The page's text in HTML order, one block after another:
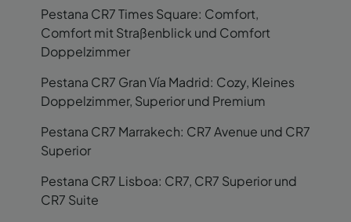
Pestana CR7 Times Square: Comfort,
Comfort mit Straßenblick und Comfort
Doppelzimmer
Pestana CR7 Gran Vía Madrid: Cozy, Kleines
Doppelzimmer, Superior und Premium
Pestana CR7 Marrakech: CR7 Avenue und CR7
Superior
Pestana CR7 Lisboa: CR7, CR7 Superior und
CR7 Suite